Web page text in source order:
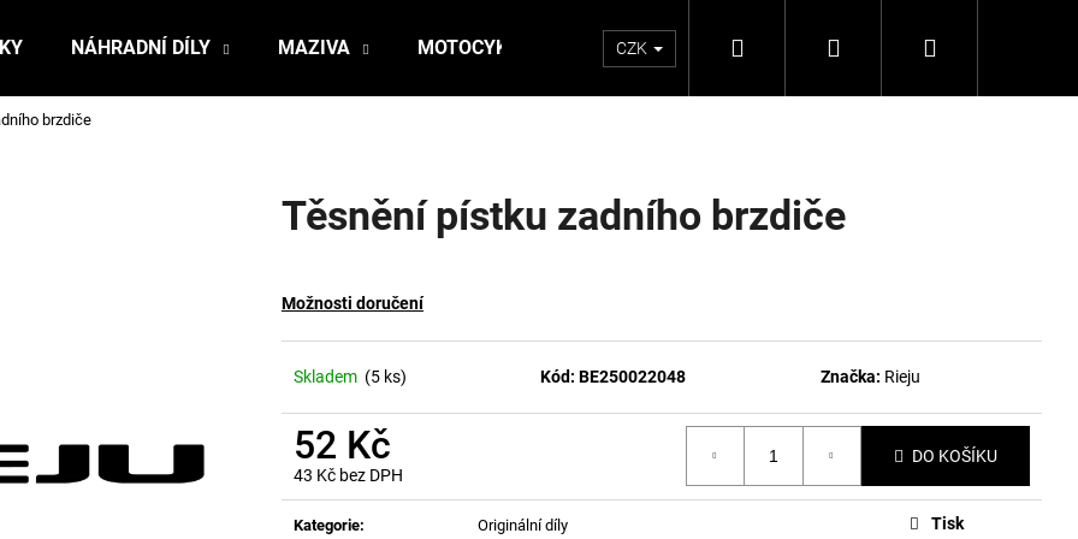
NÁHRADNÍ DÍLY MAZIVA MOTOCYKLY CZK Hledat PřihlášeníNákupní
brzdiče
Těsnění pístku zadního brzdiče
Možnosti doručení
Skladem (5 ks) Kód: BE250022048 Značka: Rieju
52 Kč
43 Kč bez DPH
Měrná
cena:
DO KOŠÍKU
Kategorie:
Originální díly
Tisk
Co potřebujete najít?
HLEDAT